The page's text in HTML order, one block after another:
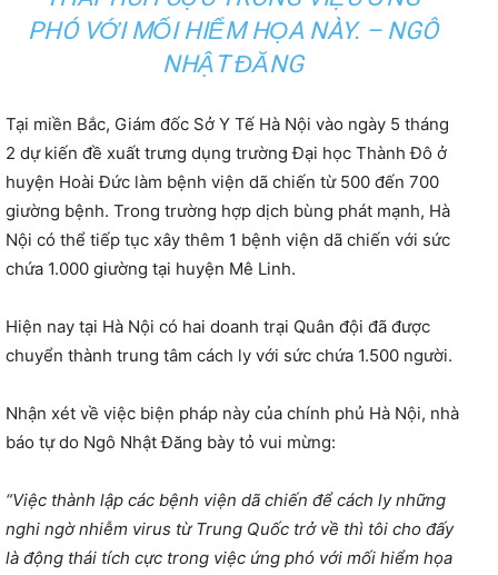
PHÓ VỚI MỐI HIỂM HỌA NÀY. – NGÔ
NHẬT ĐĂNG
Tại miền Bắc, Giám đốc Sở Y Tế Hà Nội vào ngày 5 tháng
2 dự kiến đề xuất trưng dụng trường Đại học Thành Đô ở
huyện Hoài Đức làm bệnh viện dã chiến từ 500 đến 700
giường bệnh. Trong trường hợp dịch bùng phát mạnh, Hà
Nội có thể tiếp tục xây thêm 1 bệnh viện dã chiến với sức
chứa 1.000 giường tại huyện Mê Linh.
Hiện nay tại Hà Nội có hai doanh trại Quân đội đã được
chuyển thành trung tâm cách ly với sức chứa 1.500 người.
Nhận xét về việc biện pháp này của chính phủ Hà Nội, nhà
báo tự do Ngô Nhật Đăng bày tỏ vui mừng:
“Việc thành lập các bệnh viện dã chiến để cách ly những
nghi ngờ nhiễm virus từ Trung Quốc trở về thì tôi cho đấy
là động thái tích cực trong việc ứng phó với mối hiểm họa